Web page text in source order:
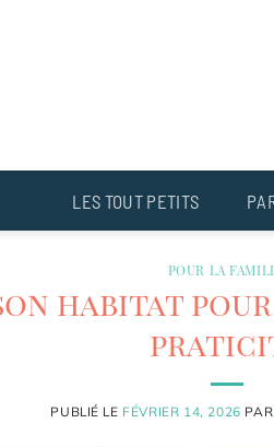
LES TOUT PETITS
POUR LA
habitat
PUBLIÉ LE FÉVRIER 14, 2026 PAR